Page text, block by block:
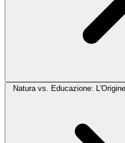
Natura vs. Educazione: